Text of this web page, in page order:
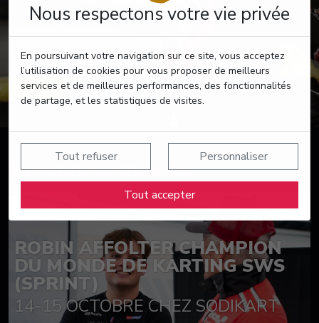
Nous respectons votre vie privée
En poursuivant votre navigation sur ce site, vous acceptez
l’utilisation de cookies pour vous proposer de meilleurs
services et de meilleures performances, des fonctionnalités
de partage, et les statistiques de visites.
Tout refuser Personnaliser
Tout accepter
Suivez nos actualités
ROBIN AFFOLTER CHAMPION
DU MONDE DE KARTING SWS
(SPRINT)
14-15 OCTOBRE CHEZ SODIKART